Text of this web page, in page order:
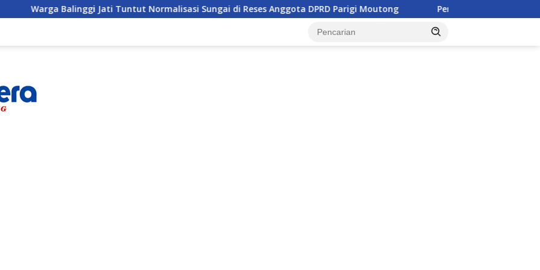
Balinggi Jati Tuntut Normalisasi Sungai di Reses Anggota DPRD Parigi Moutong Penghulu di Parigi Moutong